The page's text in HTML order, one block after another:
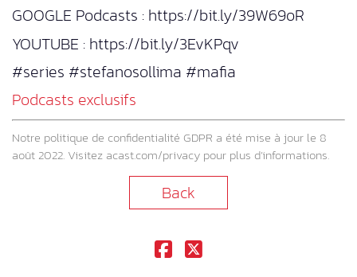
GOOGLE Podcasts : https://bit.ly/39W69oR
YOUTUBE : https://bit.ly/3EvKPqv
#series #stefanosollima #mafia
Podcasts exclusifs
Notre politique de confidentialité GDPR a été mise à jour le 8
août 2022. Visitez acast.com/privacy pour plus d’informations.
Back